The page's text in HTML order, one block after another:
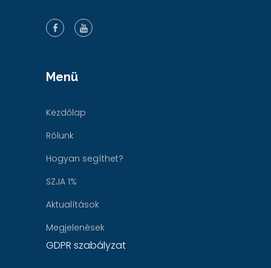
Menü
Kezdőlap
Rólunk
Hogyan segíthet?
SZJA 1%
Aktualítások
Megjelenések
GDPR szabályzat